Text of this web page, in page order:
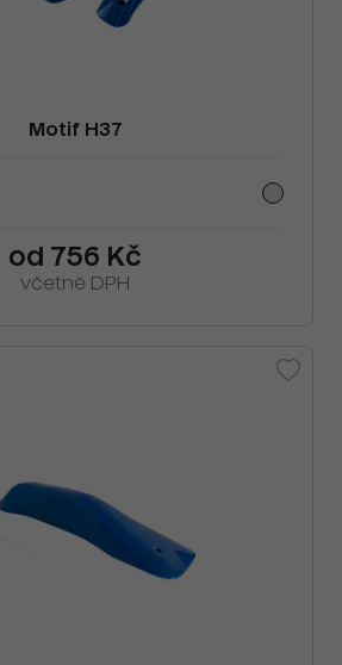
Motif H37
od 756 Kč
včetně DPH